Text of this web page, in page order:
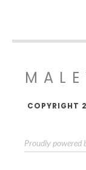
COPYRIGHT
Proudly powered